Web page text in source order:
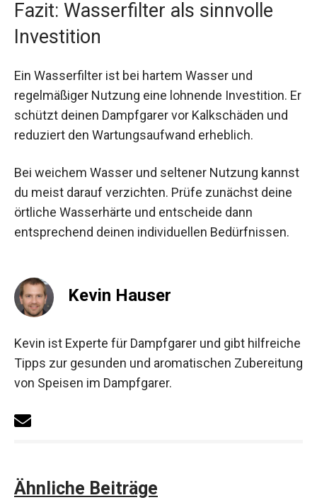
Fazit: Wasserfilter als sinnvolle
Investition
Ein Wasserfilter ist bei hartem Wasser und
regelmäßiger Nutzung eine lohnende Investition. Er
schützt deinen Dampfgarer vor Kalkschäden und
reduziert den Wartungsaufwand erheblich.
Bei weichem Wasser und seltener Nutzung kannst
du meist darauf verzichten. Prüfe zunächst deine
örtliche Wasserhärte und entscheide dann
entsprechend deinen individuellen Bedürfnissen.
Kevin Hauser
Kevin ist Experte für Dampfgarer und gibt hilfreiche
Tipps zur gesunden und aromatischen Zubereitung
von Speisen im Dampfgarer.
Ähnliche Beiträge